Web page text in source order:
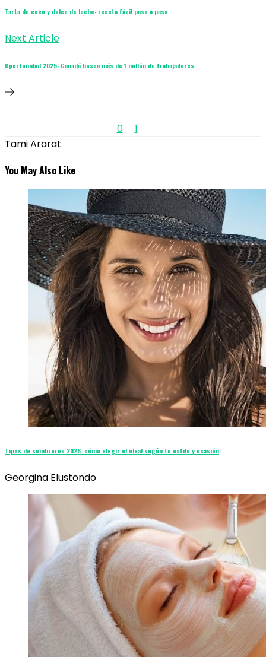
Tarta de coco y dulce de leche: receta fácil paso a paso
Next Article
Oportunidad 2025: Canadá busca más de 1 millón de trabajadores
0
1
Tami Ararat
You May Also Like
Tipos de sombreros 2026: cómo elegir el ideal según tu estilo y ocasión
Georgina Elustondo